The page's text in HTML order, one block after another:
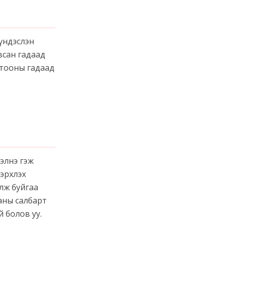
гадаад
гадаад
гэж
буйгаа
салбарт
болов уу.